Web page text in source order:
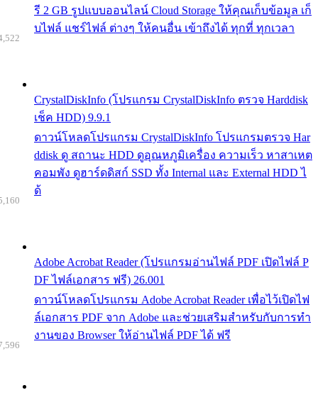
รี 2 GB รูปแบบออนไลน์ Cloud Storage ให้คุณเก็บข้อมูล เก็
บไฟล์ แชร์ไฟล์ ต่างๆ ให้คนอื่น เข้าถึงได้ ทุกที่ ทุกเวลา
CrystalDiskInfo (โปรแกรม CrystalDiskInfo ตรวจ Harddisk
เช็ค HDD) 9.9.1
ดาวน์โหลดโปรแกรม CrystalDiskInfo โปรแกรมตรวจ Har
ddisk ดู สถานะ HDD ดูอุณหภูมิเครื่อง ความเร็ว หาสาเหต
คอมพัง ดูฮาร์ดดิสก์ SSD ทั้ง Internal และ External HDD ไ
ด้
Adobe Acrobat Reader (โปรแกรมอ่านไฟล์ PDF เปิดไฟล์ P
DF ไฟล์เอกสาร ฟรี) 26.001
ดาวน์โหลดโปรแกรม Adobe Acrobat Reader เพื่อไว้เปิดไฟ
ล์เอกสาร PDF จาก Adobe และช่วยเสริมสำหรับกับการทำ
งานของ Browser ให้อ่านไฟล์ PDF ได้ ฟรี